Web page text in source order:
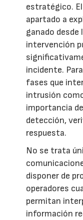
estratégico.
apartado a
ganado
intervención
incidente.
fases que
intrusión
importancia
detección,
respuesta.
No se trata
disponer de
operadores
permitan
información